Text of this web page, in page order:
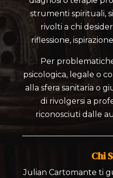
strumenti spirituali,
rivolti a chi
riflessione,
Per
psicologica, legale o
alla sfera sanitaria o
di rivolgersi a
riconosciuti dalle
Chi
Julian Cartomante ti